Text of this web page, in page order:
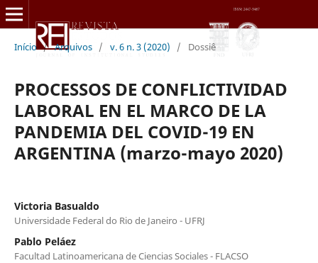
Início / Arquivos / v. 6 n. 3 (2020) / Dossiê
PROCESSOS DE CONFLICTIVIDAD
LABORAL EN EL MARCO DE LA
PANDEMIA DEL COVID-19 EN
ARGENTINA (marzo-mayo 2020)
Victoria Basualdo
Universidade Federal do Rio de Janeiro - UFRJ
Pablo Peláez
Facultad Latinoamericana de Ciencias Sociales - FLACSO